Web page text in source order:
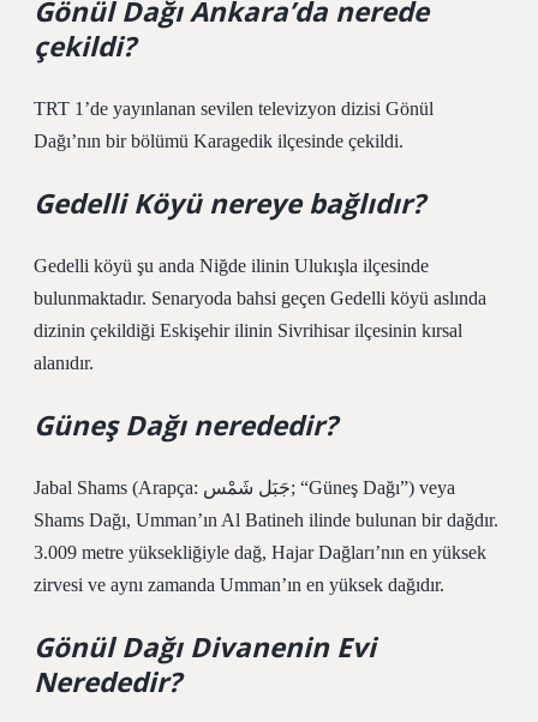
Gönül Dağı Ankara’da nerede
çekildi?
TRT 1’de yayınlanan sevilen televizyon dizisi Gönül
Dağı’nın bir bölümü Karagedik ilçesinde çekildi.
Gedelli Köyü nereye bağlıdır?
Gedelli köyü şu anda Niğde ilinin Ulukışla ilçesinde
bulunmaktadır. Senaryoda bahsi geçen Gedelli köyü aslında
dizinin çekildiği Eskişehir ilinin Sivrihisar ilçesinin kırsal
alanıdır.
Güneş Dağı nerededir?
Jabal Shams (Arapça: جَبَل شَمْس; “Güneş Dağı”) veya
Shams Dağı, Umman’ın Al Batineh ilinde bulunan bir dağdır.
3.009 metre yüksekliğiyle dağ, Hajar Dağları’nın en yüksek
zirvesi ve aynı zamanda Umman’ın en yüksek dağıdır.
Gönül Dağı Divanenin Evi
Nerededir?